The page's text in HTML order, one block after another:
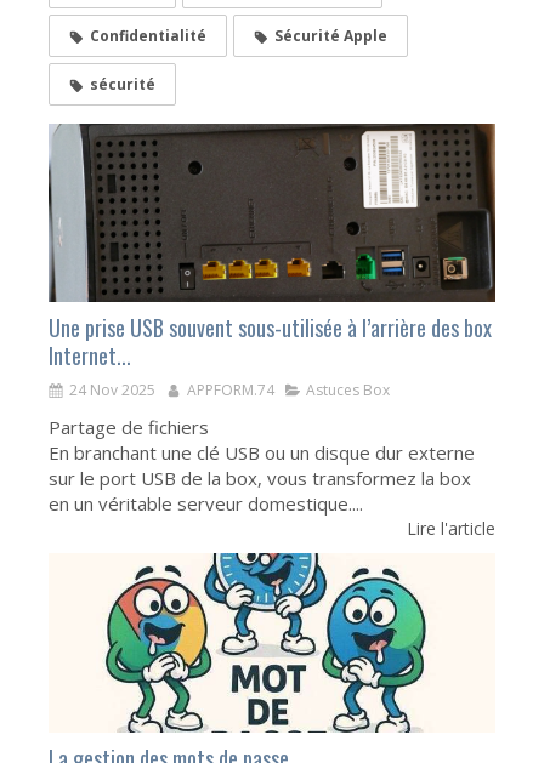
Confidentialité Sécurité Apple
sécurité
Une prise USB souvent sous-utilisée à l’arrière des box
Internet...
24 Nov 2025 APPFORM.74 Astuces Box
Partage de fichiers
En branchant une clé USB ou un disque dur externe
sur le port USB de la box, vous transformez la box
en un véritable serveur domestique....
Lire l'article